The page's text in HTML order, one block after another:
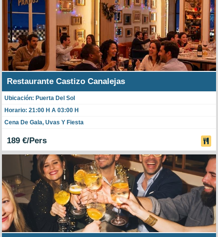
Restaurante Castizo Canalejas
Ubicación: Puerta Del Sol
Horario: 21:00 H A 03:00 H
Cena De Gala, Uvas Y Fiesta
189 €/Pers